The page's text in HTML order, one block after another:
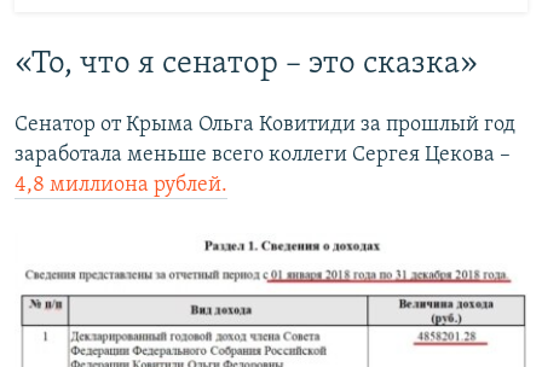
«То, что я сенатор – это сказка»
Сенатор от Крыма Ольга Ковитиди за прошлый год
заработала меньше всего коллеги Сергея Цекова –
4,8 миллиона рублей.